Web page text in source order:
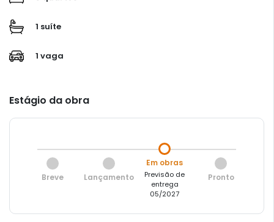
1 suíte
1 vaga
Estágio da obra
Breve Lançamento
Em obras
Previsão de
entrega
05/2027
Pronto